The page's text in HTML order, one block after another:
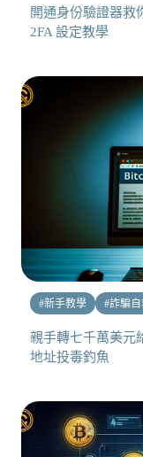
開通身份驗證器救
2FA 設定教學
#新手教學 #詐騙
親手轉七千萬美元
地址投毒釣魚